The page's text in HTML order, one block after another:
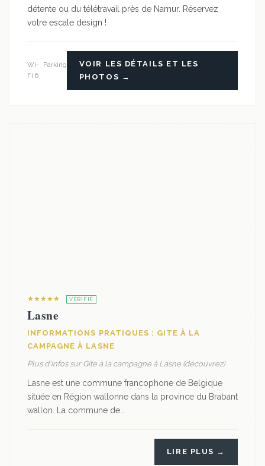
détente ou du télétravail près de Namur. Réservez
votre escale design !
Wi-
Fi 6
Parking
VOIR LES DÉTAILS ET LES
PHOTOS →
★★★★★ VÉRIFIÉ
Lasne
INFORMATIONS PRATIQUES : GITE À LA
CAMPAGNE À LASNE
Plus d'infos sur Gite à la campagne à Lasne (découvrez)
Lasne est une commune francophone de Belgique
située en Région wallonne dans la province du Brabant
wallon. La commune de…
LIRE PLUS →